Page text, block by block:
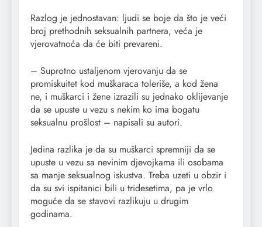
Razlog je jednostavan: ljudi se boje da što je veći
broj prethodnih seksualnih partnera, veća je
vjerovatnoća da će biti prevareni.
– Suprotno ustaljenom vjerovanju da se
promiskuitet kod muškaraca toleriše, a kod žena
ne, i muškarci i žene izrazili su jednako oklijevanje
da se upuste u vezu s nekim ko ima bogatu
seksualnu prošlost – napisali su autori.
Jedina razlika je da su muškarci spremniji da se
upuste u vezu sa nevinim djevojkama ili osobama
sa manje seksualnog iskustva. Treba uzeti u obzir i
da su svi ispitanici bili u tridesetima, pa je vrlo
moguće da se stavovi razlikuju u drugim
godinama.